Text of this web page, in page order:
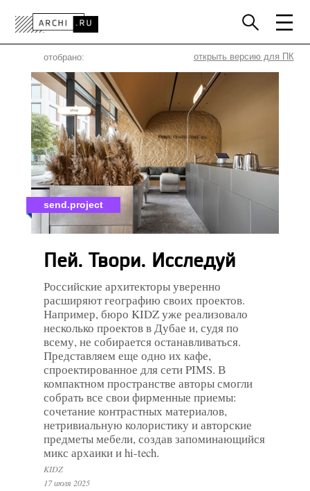
РОССИЯ
ТЕХНОЛОГИИ
ИНТЕРЬЕР
ПРЕССА
АРХИТЕКТОРЫ
ПРОЕКТЫ
КОНКУРСЫ
СОБЫТИЯ
КНИГИ
ВАКАНСИИ
открыть версию для ПК
отобрано:
send.project
Пей. Твори. Исследуй
Российские архитекторы уверенно
расширяют географию своих проектов.
Например, бюро KIDZ уже реализовало
несколько проектов в Дубае и, судя по
всему, не собирается останавливаться.
Представляем еще одно их кафе,
спроектированное для сети PIMS. В
компактном пространстве авторы смогли
собрать все свои фирменные приемы:
сочетание контрастных материалов,
нетривиальную колористику и авторские
предметы мебели, создав запоминающийся
микс архаики и hi-tech.
KIDZ
17 июля 2025